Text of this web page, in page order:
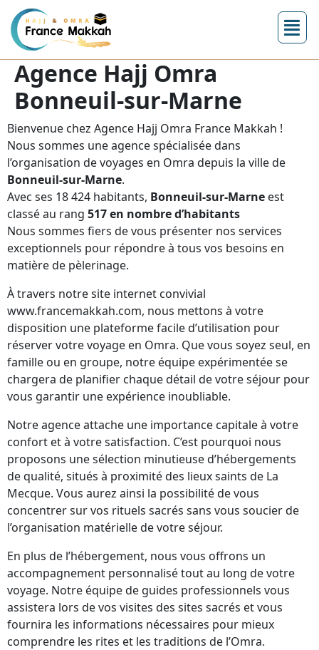
Agence Hajj Omra
Bonneuil-sur-Marne
Bienvenue chez Agence Hajj Omra France Makkah !
Nous sommes une agence spécialisée dans
l’organisation de voyages en Omra depuis la ville de
Bonneuil-sur-Marne.
Avec ses 18 424 habitants, Bonneuil-sur-Marne est
classé au rang 517 en nombre d’habitants
Nous sommes fiers de vous présenter nos services
exceptionnels pour répondre à tous vos besoins en
matière de pèlerinage.
À travers notre site internet convivial
www.francemakkah.com, nous mettons à votre
disposition une plateforme facile d’utilisation pour
réserver votre voyage en Omra. Que vous soyez seul, en
famille ou en groupe, notre équipe expérimentée se
chargera de planifier chaque détail de votre séjour pour
vous garantir une expérience inoubliable.
Notre agence attache une importance capitale à votre
confort et à votre satisfaction. C’est pourquoi nous
proposons une sélection minutieuse d’hébergements
de qualité, situés à proximité des lieux saints de La
Mecque. Vous aurez ainsi la possibilité de vous
concentrer sur vos rituels sacrés sans vous soucier de
l’organisation matérielle de votre séjour.
En plus de l’hébergement, nous vous offrons un
accompagnement personnalisé tout au long de votre
voyage. Notre équipe de guides professionnels vous
assistera lors de vos visites des sites sacrés et vous
fournira les informations nécessaires pour mieux
comprendre les rites et les traditions de l’Omra.